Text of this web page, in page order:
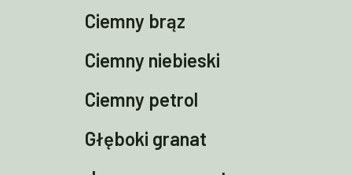
Ciemny brąz
Ciemny niebieski
Ciemny petrol
Głęboki granat